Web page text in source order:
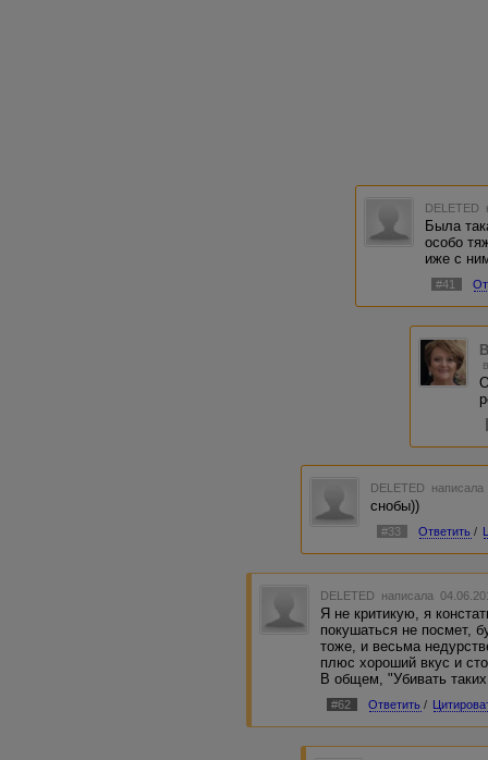
DELETED
Была
особо
иже с
#41
DELETED
снобы))
#33 Ответить /
DELETED написала
Я не критикую, я
покушаться не посмет,
тоже, и весьма
плюс хороший вкус и
В общем, "Убивать
#62 Ответить /